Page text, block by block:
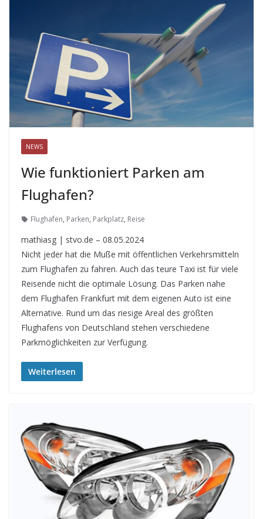
NEWS
Wie funktioniert Parken am
Flughafen?
Flughafen, Parken, Parkplatz, Reise
mathiasg | stvo.de – 08.05.2024
Nicht jeder hat die Muße mit öffentlichen Verkehrsmitteln
zum Flughafen zu fahren. Auch das teure Taxi ist für viele
Reisende nicht die optimale Lösung. Das Parken nahe
dem Flughafen Frankfurt mit dem eigenen Auto ist eine
Alternative. Rund um das riesige Areal des größten
Flughafens von Deutschland stehen verschiedene
Parkmöglichkeiten zur Verfügung.
Weiterlesen